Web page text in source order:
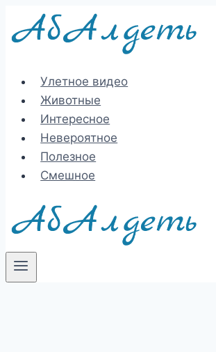
Перейти
Улетное видео
Животные
Интересное
Невероятное
Полезное
Смешное